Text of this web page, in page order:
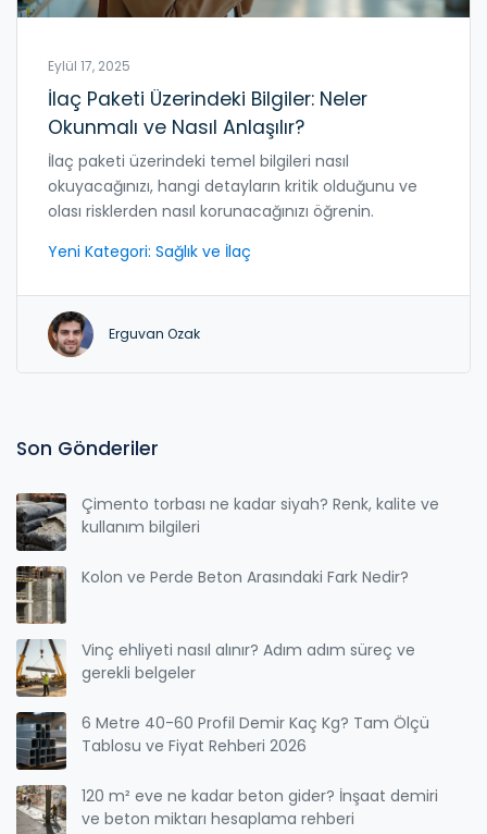
Eylül 17, 2025
İlaç Paketi Üzerindeki Bilgiler: Neler
Okunmalı ve Nasıl Anlaşılır?
İlaç paketi üzerindeki temel bilgileri nasıl
okuyacağınızı, hangi detayların kritik olduğunu ve
olası risklerden nasıl korunacağınızı öğrenin.
Yeni Kategori: Sağlık ve İlaç
Erguvan Ozak
Son Gönderiler
Çimento torbası ne kadar siyah? Renk, kalite ve
kullanım bilgileri
Kolon ve Perde Beton Arasındaki Fark Nedir?
Vinç ehliyeti nasıl alınır? Adım adım süreç ve
gerekli belgeler
6 Metre 40-60 Profil Demir Kaç Kg? Tam Ölçü
Tablosu ve Fiyat Rehberi 2026
120 m² eve ne kadar beton gider? İnşaat demiri
ve beton miktarı hesaplama rehberi